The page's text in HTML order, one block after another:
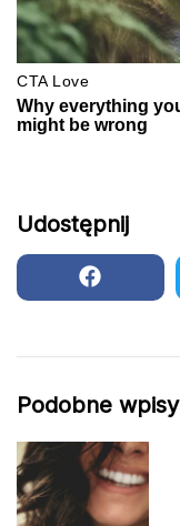
Udostępnij
Podobne wpisy